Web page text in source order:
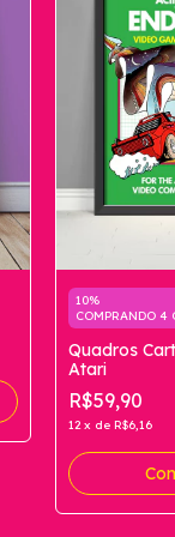
10%
COMPRANDO 4
Quadros
Atari
R$59,90
12 x de R$6,16